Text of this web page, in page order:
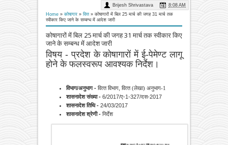
Home » कोषागार » वित्त » कोषागारों में बिल 25 मार्च की जगह 31 मार्च तक
स्वीकार किए जाने के सम्बन्ध में आदेश जारी
कोषागारों में बिल 25 मार्च की जगह 31 मार्च तक स्वीकार किए
जाने के सम्बन्ध में आदेश जारी
Brijesh Shrivastava 8:08 AM
विषय -प्रदेश के कोषागारों में ई-पेमेण्ट लागू
होने के फलस्वरूप आवश्यक निर्देश।
विभाग/अनुभाग - वित्‍त विभाग, वित्‍त (लेखा) अनुभाग-1
शासनादेश संख्या - 6/2017/ए-1-327/दस-2017
शासनादेश तिथि - 24/03/2017
शासनादेश श्रेणी - निर्देश